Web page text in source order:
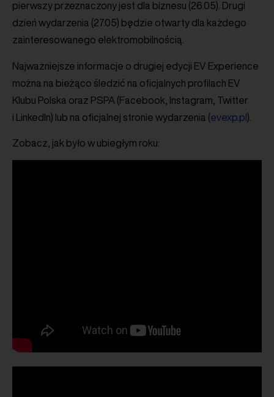
pierwszy przeznaczony jest dla biznesu (26.05). Drugi
dzień wydarzenia (27.05) będzie otwarty dla każdego
zainteresowanego elektromobilnością.
Najważniejsze informacje o drugiej edycji EV Experience
można na bieżąco śledzić na oficjalnych profilach EV
Klubu Polska oraz PSPA (Facebook, Instagram, Twitter
i LinkedIn) lub na oficjalnej stronie wydarzenia (evexp.pl ).
Zobacz, jak było w ubiegłym roku: